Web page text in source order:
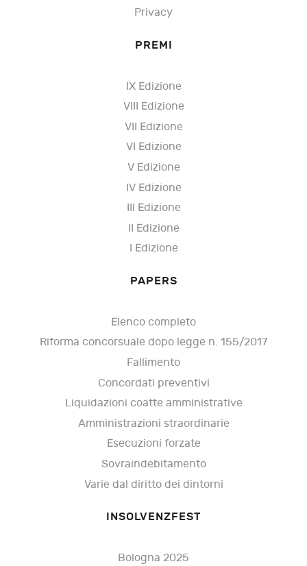
Privacy
PREMI
IX Edizione
VIII Edizione
VII Edizione
VI Edizione
V Edizione
IV Edizione
III Edizione
II Edizione
I Edizione
PAPERS
Elenco completo
Riforma concorsuale dopo legge n. 155/2017
Fallimento
Concordati preventivi
Liquidazioni coatte amministrative
Amministrazioni straordinarie
Esecuzioni forzate
Sovraindebitamento
Varie dal diritto dei dintorni
INSOLVENZFEST
Bologna 2025